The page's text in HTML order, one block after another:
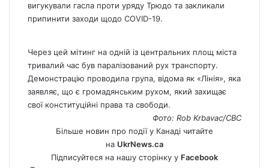
вигукували гасла проти уряду Трюдо та закликали
припинити заходи щодо COVID-19.
Через цей мітинг на одній із центральних площ міста
тривалий час був паралізований рух транспорту.
Демонстрацію проводила група, відома як «Лінія», яка
заявляє, що є громадянським рухом, який захищає
свої конституційні права та свободи.
Фото: Rob Krbavac/CBC
Більше новин про події у Канаді читайте
на UkrNews.ca
Підписуйтеся на нашу сторінку у Facebook